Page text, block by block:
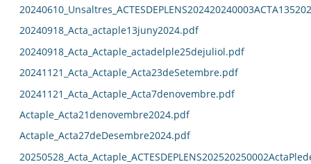
20240918_Acta_actaple13juny2024.pdf
20240918_Acta_Actaple_actadelple25dejuliol.pdf
20241121_Acta_Actaple_Acta23deSetembre.pdf
20241121_Acta_Actaple_Acta7denovembre.pdf
Actaple_Acta21denovembre2024.pdf
Actaple_Acta27deDesembre2024.pdf